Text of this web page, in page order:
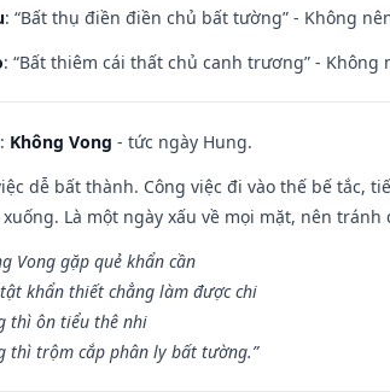
: “Bất thụ điền điền chủ bất tường” - Không
: “Bất thiêm cái thất chủ canh trương” -
Không Vong - tức ngày Hung.
dễ bất thành. Công việc đi vào thế bế tắc,
Là một ngày xấu về mọi mặt, nên
Vong gặp quẻ khẩn cần
khẩn thiết chẳng làm được chi
thì ôn tiểu thê nhi
thì trộm cắp phân ly bất tường.”